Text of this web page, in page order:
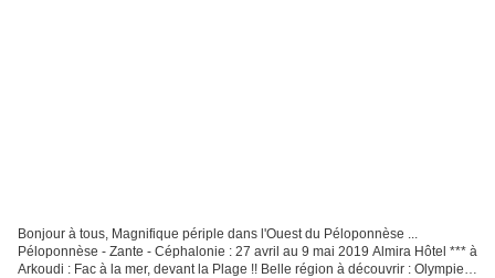
Bonjour à tous, Magnifique périple dans l'Ouest du Péloponnèse ...
Péloponnèse - Zante - Céphalonie : 27 avril au 9 mai 2019 Almira Hôtel *** à
Arkoudi : Fac à la mer, devant la Plage !! Belle région à découvrir : Olympie,